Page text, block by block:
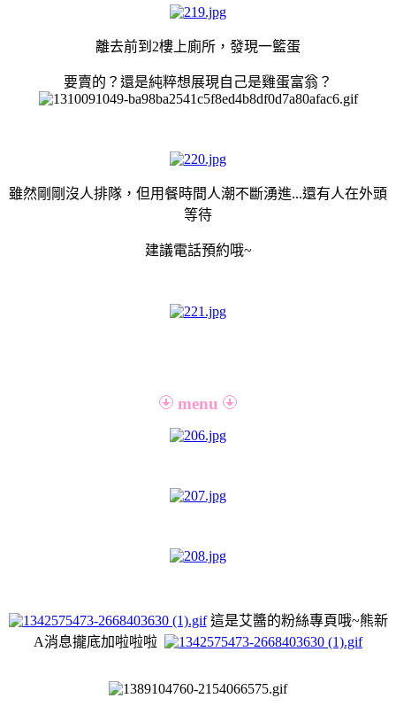
離去前到2樓上廁所，發現一籃蛋
要賣的？還是純粹想展現自己是雞蛋富翁？
雖然剛剛沒人排隊，但用餐時間人潮不斷湧進...還有人在外頭
等待
建議電話預約哦~
menu
這是艾醬的粉絲專頁哦~熊新
A消息攏底加啦啦啦